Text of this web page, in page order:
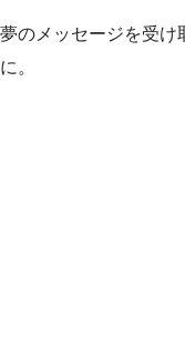
夢のメッセージを受け
に。